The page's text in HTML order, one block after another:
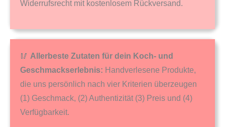
Widerrufsrecht mit kostenlosem Rückversand.
🥢 Allerbeste Zutaten für dein Koch- und
Geschmackserlebnis: Handverlesene Produkte,
die uns persönlich nach vier Kriterien überzeugen
(1) Geschmack, (2) Authentizität (3) Preis und (4)
Verfügbarkeit.